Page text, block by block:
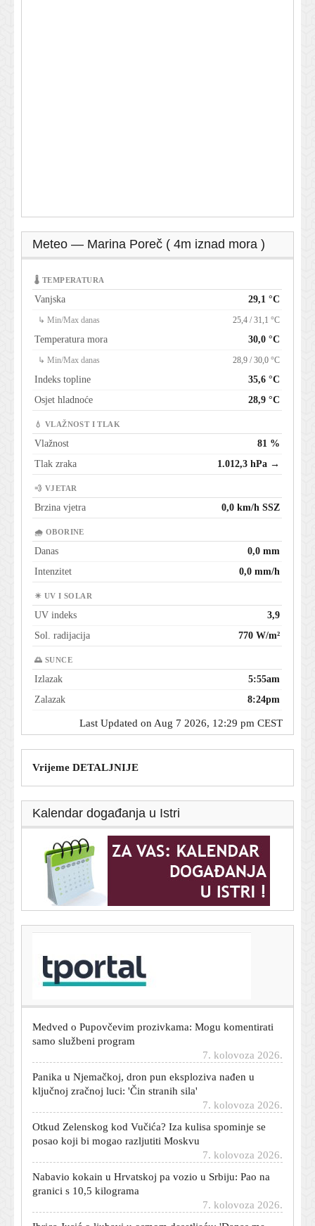
Meteo — Marina Poreč ( 4m iznad mora )
🌡 TEMPERATURA
Vanjska 29,1 °C
↳ Min/Max danas 25,4 / 31,1 °C
Temperatura mora 30,0 °C
↳ Min/Max danas 28,9 / 30,0 °C
Indeks topline
35,6 °C
Osjet hladnoće
28,9 °C
💧 VLAŽNOST I TLAK
Vlažnost
81 %
Tlak zraka
1.012,3 hPa →
💨 VJETAR
Brzina vjetra 0,0 km/h SSZ
🌧 OBORINE
Danas
0,0 mm
Intenzitet
0,0 mm/h
☀ UV I SOLAR
UV indeks
3,9
Sol. radijacija
770 W/m²
🌅 SUNCE
Izlazak
5:55am
Zalazak
8:24pm
Last Updated on Aug 7 2026, 12:29 pm CEST
Vrijeme DETALJNIJE
Kalendar događanja u Istri
Hrvatski reprezentativac mogao bi napraviti veliki
transfer: Benfica ga ozbiljno želi
samo službeni program
Panika u Njemačkoj, dron pun eksploziva nađen u
ključnoj zračnoj luci: 'Čin stranih sila'
Otkud Zelenskog kod Vučića? Iza kulisa spominje se
posao koji bi mogao razljutiti Moskvu
Nabavio kokain u Hrvatskoj pa vozio u Srbiju: Pao na
granici s 10,5 kilograma
Ibrica Jusić o ljubavi u osmom desetljeću: 'Danas me